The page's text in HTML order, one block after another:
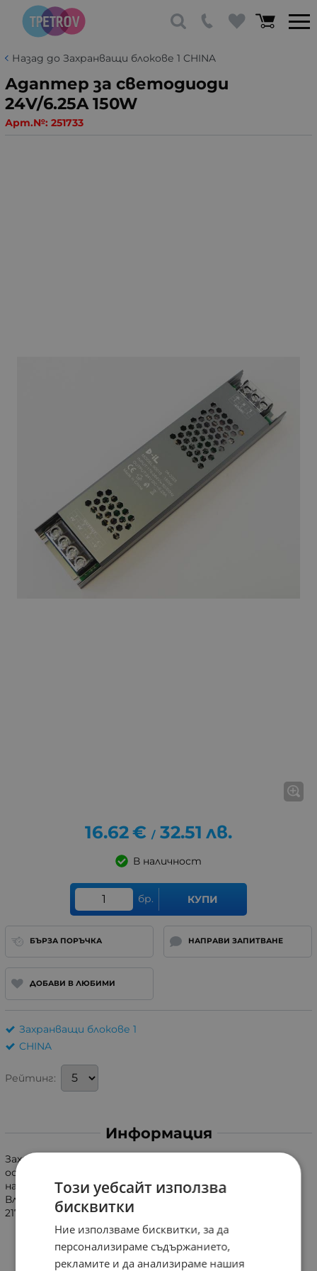
Назад до Захранващи блокове 1 CHINA
Адаптер за светодиоди
24V/6.25A 150W
Арт.№: 251733
16.62€ / 32.51 лв.
В наличност
бр. КУПИ
БЪРЗА ПОРЪЧКА НАПРАВИ ЗАПИТВАНЕ
ДОБАВИ В ЛЮБИМИ
Захранващи блокове 1
CHINA
Рейтинг:
Информация
Захранващ блок, драйвер за светодиодно LED
осветление. Входно напрежение 176...264VAC, изходно
напрежение 24VDC, изходен ток 6.25A.
Влагозащитеност IP20. Ефективност 85%. Размери
217x53x23mm.
Този уебсайт използва
бисквитки
Ние използваме бисквитки, за да
персонализираме съдържанието,
рекламите и да анализираме нашия